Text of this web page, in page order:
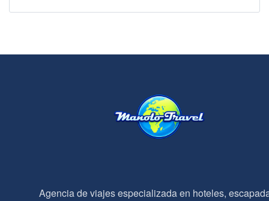
Agencia de viajes especializada en hoteles,